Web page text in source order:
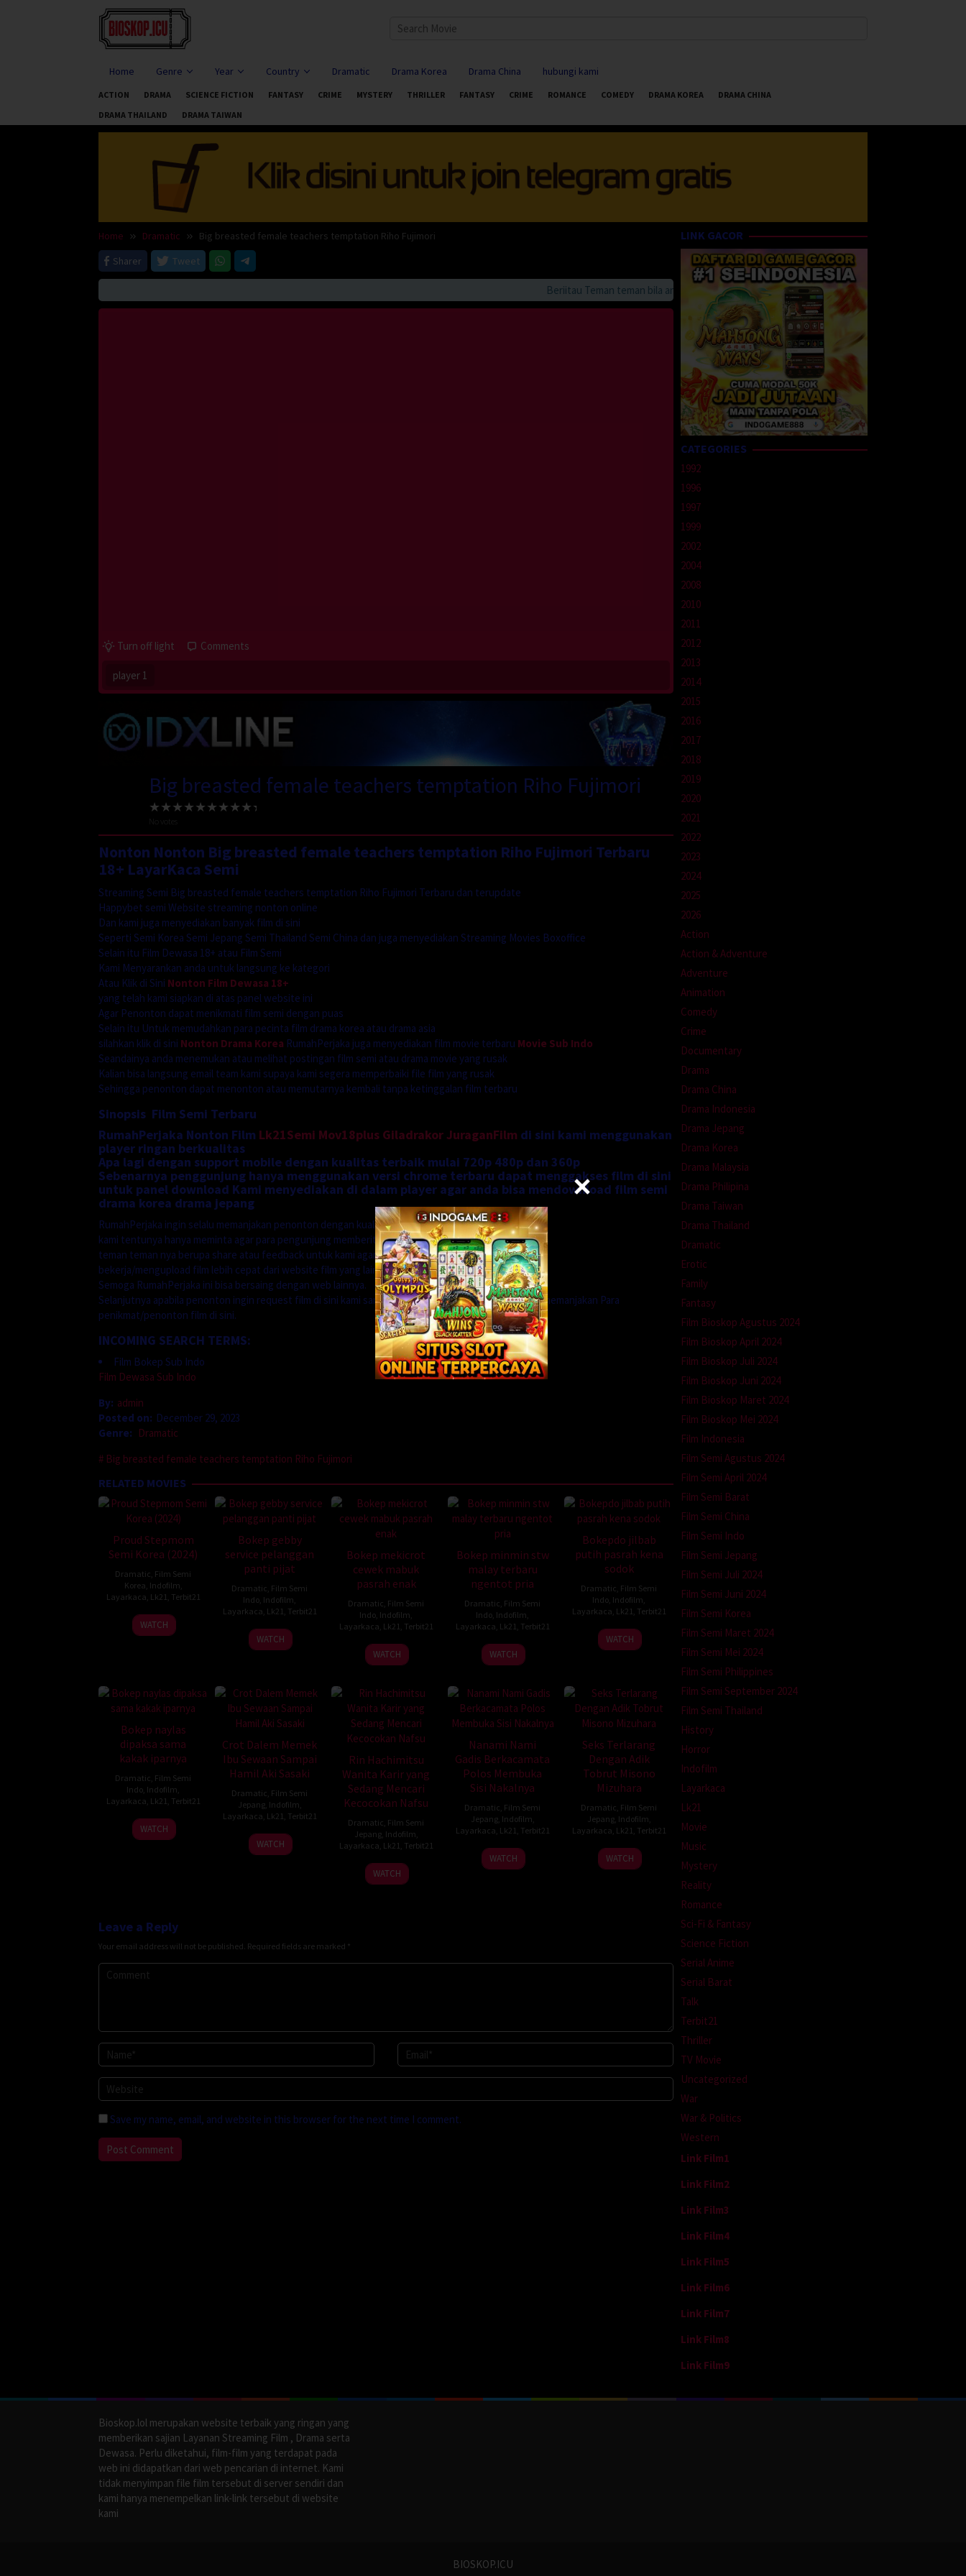
Home Genre Year Country Dramatic Drama Korea Drama China hubungi kami
ACTION DRAMA SCIENCE FICTION FANTASY CRIME MYSTERY THRILLER FANTASY CRIME ROMANCE COMEDY DRAMA KOREA
DRAMA CHINA
DRAMA THAILAND
DRAMA TAIWAN
Home Dramatic
Big breasted female teachers temptation Riho Fujimori
Sharer
Tweet
Beriitau Teman teman bila anda suka HappyBet188 Streaming Online
Turn off light Comments
player 1
Big breasted female teachers temptation Riho Fujimori
Nonton Nonton Big breasted female teachers temptation Riho Fujimori Terbaru
18+ LayarKaca Semi
Streaming Semi Big breasted female teachers temptation Riho Fujimori Terbaru dan terupdate
Happybet semi Website streaming nonton online
Dan kami juga menyediakan banyak film di sini
Seperti Semi Korea Semi Jepang Semi Thailand Semi China dan juga menyediakan Streaming Movies Boxoffice
Selain itu Film Dewasa 18+ atau Film Semi
Kami Menyarankan anda untuk langsung ke kategori
Atau Klik di Sini Nonton Film Dewasa 18+
yang telah kami siapkan di atas panel website ini
Agar Penonton dapat menikmati film semi dengan puas
Selain itu Untuk memudahkan para pecinta film drama korea atau drama asia
silahkan klik di sini Nonton Drama Korea RumahPerjaka juga menyediakan film movie terbaru Movie Sub Indo
Seandainya anda menemukan atau melihat postingan film semi atau drama movie yang rusak
Kalian bisa langsung email team kami supaya kami segera memperbaiki file film yang rusak
Sehingga penonton dapat menonton atau memutarnya kembali tanpa ketinggalan film terbaru
Sinopsis Film Semi Terbaru
RumahPerjaka Nonton Film Lk21Semi Mov18plus Giladrakor JuraganFilm di sini kami menggunakan
player ringan berkualitas
Apa lagi dengan support mobile dengan kualitas terbaik mulai 720p 480p dan 360p
Sebenarnya penggunjung hanya menggunakan versi chrome terbaru dapat menggakses film di sini
untuk panel download Kami menyediakan di dalam player agar anda bisa mendownload film semi
drama korea drama jepang
RumahPerjaka ingin selalu memanjakan penonton dengan kualitas
kami tentunya hanya meminta agar para pengunjung memberitahu kepada
teman teman nya berupa share atau feedback untuk kami agar kami dapat
bekerja/mengupload film lebih cepat dari website film yang lain.
Semoga RumahPerjaka ini bisa bersaing dengan web lainnya.
Selanjutnya apabila penonton ingin request film di sini kami sangat menerima agar koleksi kami lebih memanjakan Para
penikmat/penonton film di sini.
INCOMING SEARCH TERMS:
Film Bokep Sub Indo
Film Dewasa Sub Indo
By: admin
Posted on: December 29, 2023
Genre: Dramatic
Big breasted female teachers temptation Riho Fujimori
RELATED MOVIES
Proud Stepmom
Semi Korea (2024)
Dramatic Film Semi
Korea Indofilm
Layarkaca Lk21 Terbit21
WATCH
Bokep gebby
service pelanggan
panti pijat
Dramatic Film Semi
Indo Indofilm
Layarkaca Lk21 Terbit21
WATCH
Bokep mekicrot
cewek mabuk
pasrah enak
Dramatic Film Semi
Indo Indofilm
Layarkaca Lk21 Terbit21
WATCH
Bokep minmin stw
malay terbaru
ngentot pria
Dramatic Film Semi
Indo Indofilm
Layarkaca Lk21 Terbit21
WATCH
Bokepdo jilbab
putih pasrah kena
sodok
Dramatic Film Semi
Indo Indofilm
Layarkaca Lk21 Terbit21
WATCH
Bokep naylas
dipaksa sama
kakak iparnya
Dramatic Film Semi
Indo Indofilm
Layarkaca Lk21 Terbit21
WATCH
Crot Dalem Memek
Ibu Sewaan Sampai
Hamil Aki Sasaki
Dramatic Film Semi
Jepang, Indofilm
Layarkaca Lk21 Terbit21
WATCH
Rin Hachimitsu
Wanita Karir yang
Sedang Mencari
Kecocokan Nafsu
Dramatic Film Semi
Jepang, Indofilm
Layarkaca Lk21 Terbit21
WATCH
Nanami Nami
Gadis Berkacamata
Polos Membuka
Sisi Nakalnya
Dramatic Film Semi
Jepang, Indofilm
Layarkaca Lk21 Terbit21
WATCH
Seks Terlarang
Dengan Adik
Tobrut Misono
Mizuhara
Dramatic Film Semi
Jepang, Indofilm
Layarkaca Lk21 Terbit21
WATCH
Leave a Reply
Your email address will not be published. Required fields are marked *
Save my name, email, and website in this browser for the next time I comment.
LINK GACOR
CATEGORIES
1992
1996
1997
1999
2002
2004
2008
2010
2011
2012
2013
2014
2015
2016
2017
2018
2019
2020
2021
2022
2023
2024
2025
2026
Action
Action & Adventure
Adventure
Animation
Comedy
Crime
Documentary
Drama
Drama China
Drama Indonesia
Drama Jepang
Drama Korea
Drama Malaysia
Drama Philipina
Drama Taiwan
Drama Thailand
Dramatic
Erotic
Family
Fantasy
Film Bioskop Agustus 2024
Film Bioskop April 2024
Film Bioskop Juli 2024
Film Bioskop Juni 2024
Film Bioskop Maret 2024
Film Bioskop Mei 2024
Film Indonesia
Film Semi Agustus 2024
Film Semi April 2024
Film Semi Barat
Film Semi China
Film Semi Indo
Film Semi Jepang
Film Semi Juli 2024
Film Semi Juni 2024
Film Semi Korea
Film Semi Maret 2024
Film Semi Mei 2024
Film Semi Philippines
Film Semi September 2024
Film Semi Thailand
History
Horror
Indofilm
Layarkaca
Lk21
Movie
Music
Mystery
Reality
Romance
Sci-Fi & Fantasy
Science Fiction
Serial Anime
Serial Barat
Talk
Terbit21
Thriller
TV Movie
Uncategorized
War
War & Politics
Western
Link Film1
Link Film2
Link Film3
Link Film4
Link Film5
Link Film6
Link Film7
Link Film8
Link Film9
Bioskop.lol merupakan website terbaik yang ringan yang
memberikan sajian Layanan Streaming Film , Drama serta
Dewasa. Perlu diketahui, film-film yang terdapat pada
web ini didapatkan dari web pencarian di internet. Kami
tidak menyimpan file film tersebut di server sendiri dan
kami hanya menempelkan link-link tersebut di website
kami
BIOSKOP.ICU